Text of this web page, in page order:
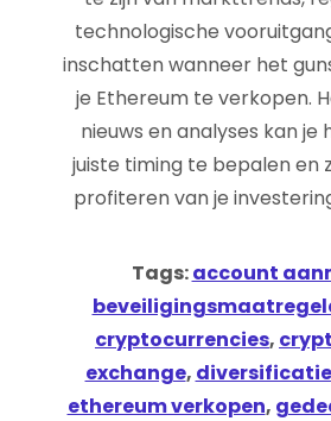
technologische
inschatten wanneer het
je Ethereum te verkopen.
nieuws en analyses kan je
juiste timing te bepalen en
profiteren van je
Tags:account
cryptocurrencies,
exchange, diversificatie
ethereum verkopen,